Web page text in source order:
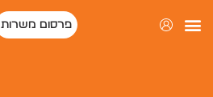
פרסום משרות